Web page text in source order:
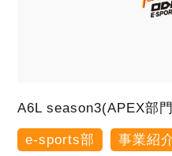
A6L season3(APEX部
e-sports部 事業紹